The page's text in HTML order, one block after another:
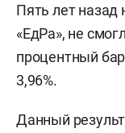
Пять лет назад
«ЕдРа», не
процентный
3,96%.
Данный